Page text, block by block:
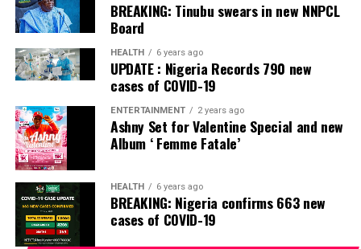
BREAKING: Tinubu swears in new NNPCL
Board
HEALTH 6 years ago
UPDATE : Nigeria Records 790 new
cases of COVID-19
ENTERTAINMENT 2 years ago
Ashny Set for Valentine Special and new
Album ‘ Femme Fatale’
HEALTH 6 years ago
BREAKING: Nigeria confirms 663 new
cases of COVID-19